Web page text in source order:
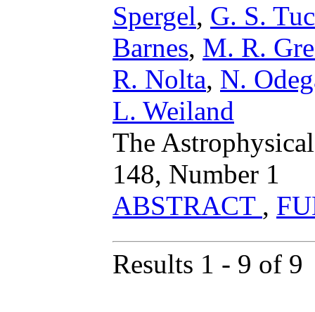
Spergel, G. S.
Barnes, M. R.
R. Nolta, N.
L. Weiland
The
148, Number 1
ABSTRACT ,
Results 1 - 9 of 9